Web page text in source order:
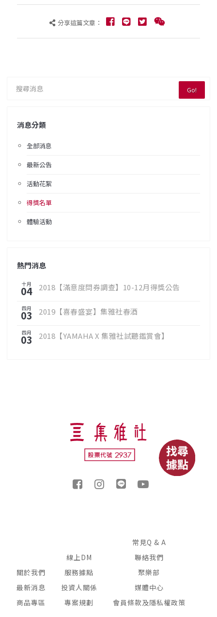
分享這篇文章：
Go!
消息分類
全部消息
最新公告
活動花絮
得獎名單
體驗活動
熱門消息
十月
04 2018【滿意度問券調查】10-12月得獎公告
四月
03 2019【喜春盛宴】集雅社春酒
四月
03 2018【YAMAHA X 集雅社試聽鑑賞會】
關於我們
最新消息
商品專區
線上DM
服務據點
投資人關係
專案規劃
常見Q & A
聯絡我們
聚樂部
媒體中心
會員條款及隱私權政策